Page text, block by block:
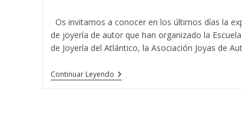
Os invitamos a conocer en los últimos días la
de joyería de autor que han organizado la
de Joyería del Atlántico, la Asociación Joyas de
Continuar LeyendoExposición
De